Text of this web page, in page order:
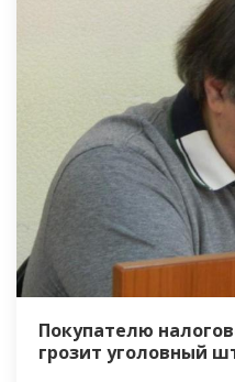
Покупателю
грозит уголовный